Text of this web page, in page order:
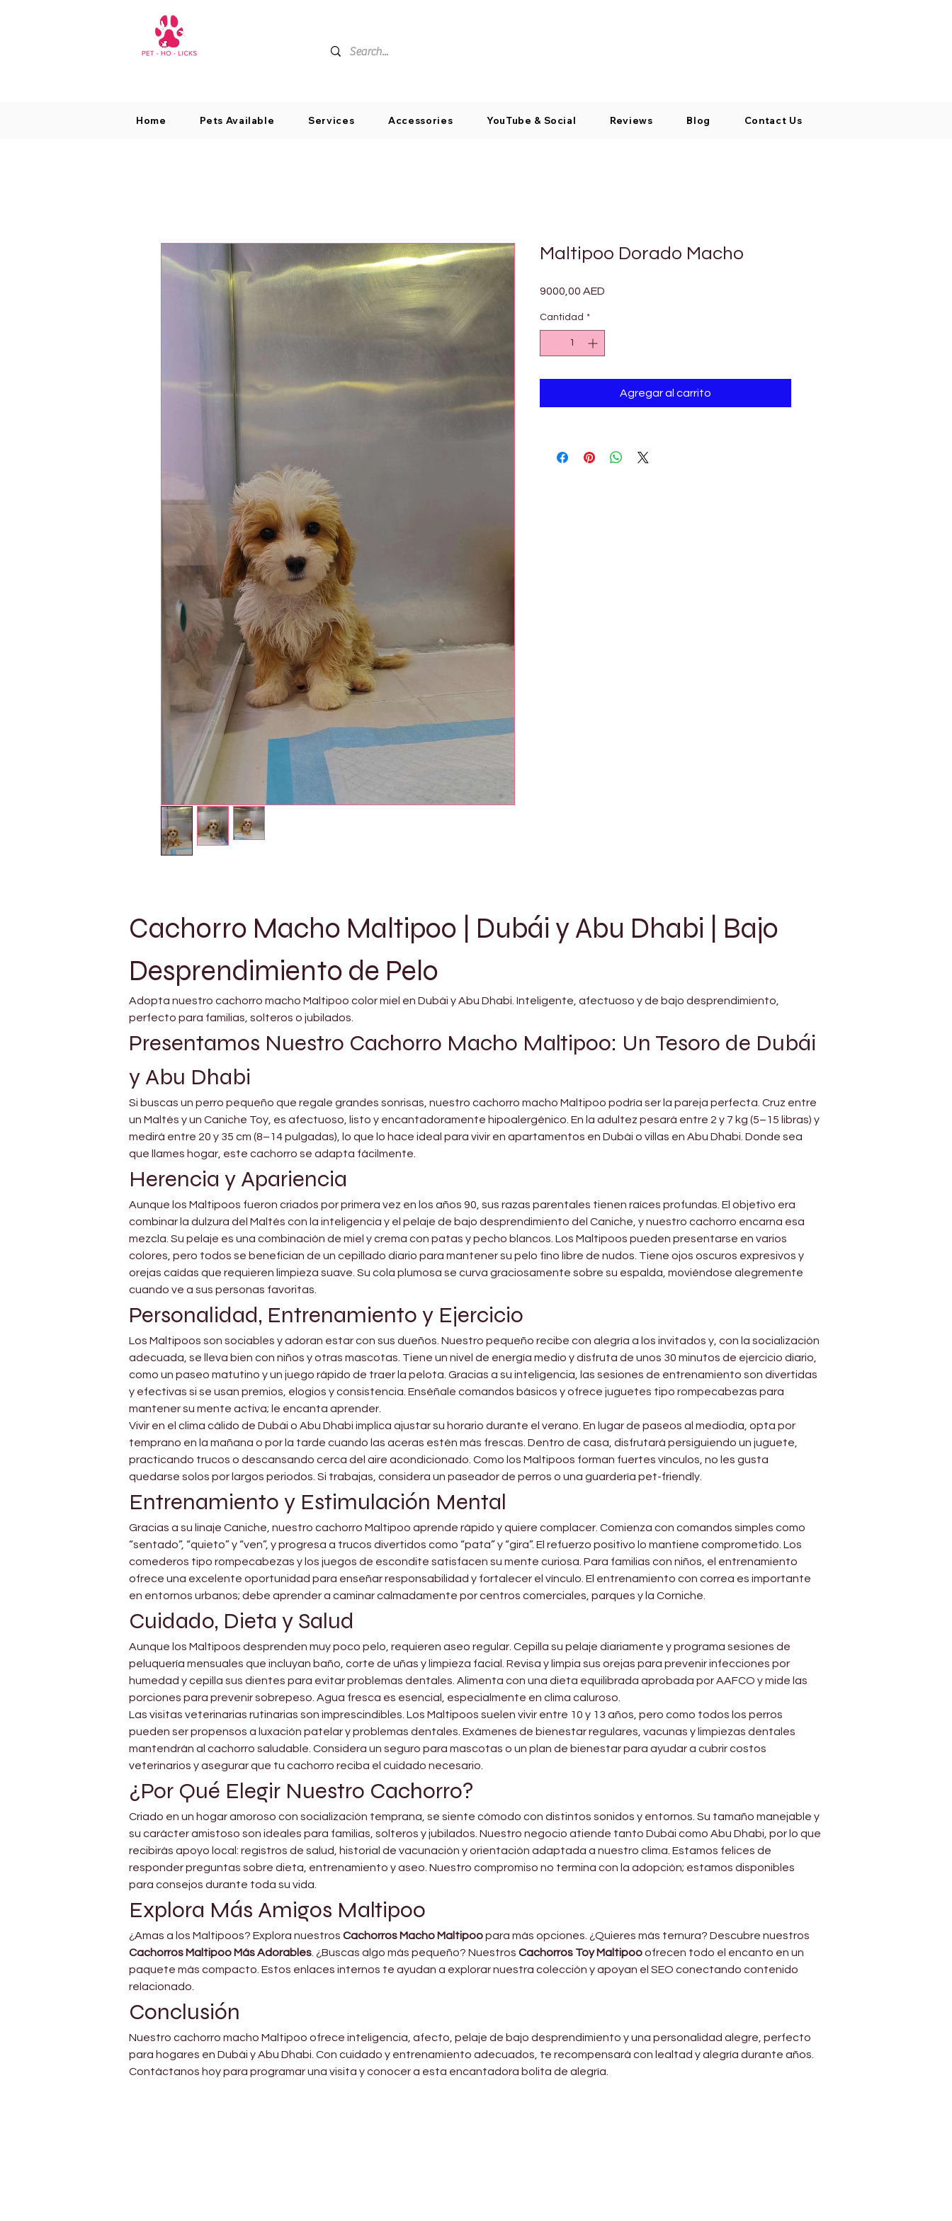
Home Pets Available Services Accessories YouTube & Social Reviews Blog Contact Us
Maltipoo Dorado Macho
9000,00 AED
Cantidad *
Agregar al carrito
Cachorro Macho Maltipoo | Dubái y Abu Dhabi | Bajo
Desprendimiento de Pelo
Adopta nuestro cachorro macho Maltipoo color miel en Dubái y Abu Dhabi. Inteligente, afectuoso y de bajo desprendimiento,
perfecto para familias, solteros o jubilados.
Presentamos Nuestro Cachorro Macho Maltipoo: Un Tesoro de Dubái
y Abu Dhabi
Si buscas un perro pequeño que regale grandes sonrisas, nuestro cachorro macho Maltipoo podría ser la pareja perfecta. Cruz entre
un Maltés y un Caniche Toy, es afectuoso, listo y encantadoramente hipoalergénico. En la adultez pesará entre 2 y 7 kg (5–15 libras) y
medirá entre 20 y 35 cm (8–14 pulgadas), lo que lo hace ideal para vivir en apartamentos en Dubái o villas en Abu Dhabi. Donde sea
que llames hogar, este cachorro se adapta fácilmente.
Herencia y Apariencia
Aunque los Maltipoos fueron criados por primera vez en los años 90, sus razas parentales tienen raíces profundas. El objetivo era
combinar la dulzura del Maltés con la inteligencia y el pelaje de bajo desprendimiento del Caniche, y nuestro cachorro encarna esa
mezcla. Su pelaje es una combinación de miel y crema con patas y pecho blancos. Los Maltipoos pueden presentarse en varios
colores, pero todos se benefician de un cepillado diario para mantener su pelo fino libre de nudos. Tiene ojos oscuros expresivos y
orejas caídas que requieren limpieza suave. Su cola plumosa se curva graciosamente sobre su espalda, moviéndose alegremente
cuando ve a sus personas favoritas.
Personalidad, Entrenamiento y Ejercicio
Los Maltipoos son sociables y adoran estar con sus dueños. Nuestro pequeño recibe con alegría a los invitados y, con la socialización
adecuada, se lleva bien con niños y otras mascotas. Tiene un nivel de energía medio y disfruta de unos 30 minutos de ejercicio diario,
como un paseo matutino y un juego rápido de traer la pelota. Gracias a su inteligencia, las sesiones de entrenamiento son divertidas
y efectivas si se usan premios, elogios y consistencia. Enséñale comandos básicos y ofrece juguetes tipo rompecabezas para
mantener su mente activa; le encanta aprender.
Vivir en el clima cálido de Dubái o Abu Dhabi implica ajustar su horario durante el verano. En lugar de paseos al mediodía, opta por
temprano en la mañana o por la tarde cuando las aceras estén más frescas. Dentro de casa, disfrutará persiguiendo un juguete,
practicando trucos o descansando cerca del aire acondicionado. Como los Maltipoos forman fuertes vínculos, no les gusta
quedarse solos por largos periodos. Si trabajas, considera un paseador de perros o una guardería pet-friendly.
Entrenamiento y Estimulación Mental
Gracias a su linaje Caniche, nuestro cachorro Maltipoo aprende rápido y quiere complacer. Comienza con comandos simples como
“sentado”, “quieto” y “ven”, y progresa a trucos divertidos como “pata” y “gira”. El refuerzo positivo lo mantiene comprometido. Los
comederos tipo rompecabezas y los juegos de escondite satisfacen su mente curiosa. Para familias con niños, el entrenamiento
ofrece una excelente oportunidad para enseñar responsabilidad y fortalecer el vínculo. El entrenamiento con correa es importante
en entornos urbanos; debe aprender a caminar calmadamente por centros comerciales, parques y la Corniche.
Cuidado, Dieta y Salud
Aunque los Maltipoos desprenden muy poco pelo, requieren aseo regular. Cepilla su pelaje diariamente y programa sesiones de
peluquería mensuales que incluyan baño, corte de uñas y limpieza facial. Revisa y limpia sus orejas para prevenir infecciones por
humedad y cepilla sus dientes para evitar problemas dentales. Alimenta con una dieta equilibrada aprobada por AAFCO y mide las
porciones para prevenir sobrepeso. Agua fresca es esencial, especialmente en clima caluroso.
Las visitas veterinarias rutinarias son imprescindibles. Los Maltipoos suelen vivir entre 10 y 13 años, pero como todos los perros
pueden ser propensos a luxación patelar y problemas dentales. Exámenes de bienestar regulares, vacunas y limpiezas dentales
mantendrán al cachorro saludable. Considera un seguro para mascotas o un plan de bienestar para ayudar a cubrir costos
veterinarios y asegurar que tu cachorro reciba el cuidado necesario.
¿Por Qué Elegir Nuestro Cachorro?
Criado en un hogar amoroso con socialización temprana, se siente cómodo con distintos sonidos y entornos. Su tamaño manejable y
su carácter amistoso son ideales para familias, solteros y jubilados. Nuestro negocio atiende tanto Dubái como Abu Dhabi, por lo que
recibirás apoyo local: registros de salud, historial de vacunación y orientación adaptada a nuestro clima. Estamos felices de
responder preguntas sobre dieta, entrenamiento y aseo. Nuestro compromiso no termina con la adopción; estamos disponibles
para consejos durante toda su vida.
Explora Más Amigos Maltipoo
¿Amas a los Maltipoos? Explora nuestros Cachorros Macho Maltipoo para más opciones. ¿Quieres más ternura? Descubre nuestros
Cachorros Maltipoo Más Adorables . ¿Buscas algo más pequeño? Nuestros Cachorros Toy Maltipoo ofrecen todo el encanto en un
paquete más compacto. Estos enlaces internos te ayudan a explorar nuestra colección y apoyan el SEO conectando contenido
relacionado.
Conclusión
Nuestro cachorro macho Maltipoo ofrece inteligencia, afecto, pelaje de bajo desprendimiento y una personalidad alegre, perfecto
para hogares en Dubái y Abu Dhabi. Con cuidado y entrenamiento adecuados, te recompensará con lealtad y alegría durante años.
Contáctanos hoy para programar una visita y conocer a esta encantadora bolita de alegría.